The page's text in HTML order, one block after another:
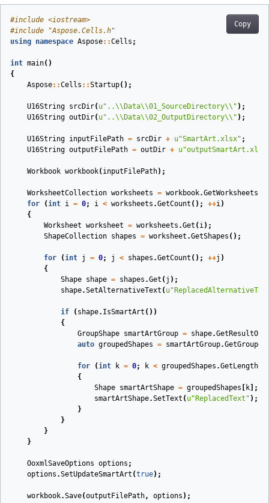
Copy
#include <iostream>
#include
"Aspose.Cells.h"
using namespace Aspose::Cells ;
int main()
{
Aspose::Cells ::Startup();
U16String srcDir( u"..\\ Data\\01_SourceDirectory\\ " ) ;
U16String outDir( u"..\\ Data\\02_OutputDirectory\\ " ) ;
U16String inputFilePath = srcDir + u"SmartArt.xlsx" ;
U16String outputFilePath = outDir + u
Workbook workbook( inputFilePath) ;
WorksheetCollection worksheets = workbook.GetWorksheets
for
(int i = 0; i < worksheets .GetCount (); ++i)
{
Worksheet worksheet = worksheets .Get ( i);
ShapeCollection shapes = worksheet .GetShapes ();
for (int j = 0; j < shapes .GetCount (); ++j )
{
Shape shape = shapes .Get ( j );
shape.SetAlternativeText ( u
if ( shape. IsSmartArt ())
{
GroupShape smartArtGroup = shape.
auto groupedShapes = smartArtGroup.
for (int k = 0; k < groupedShapes .GetLength
{
Shape smartArtShape = groupedShapes k ];
smartArtShape.SetText ( u"ReplacedText" );
}
}
}
}
OoxmlSaveOptions options ;
options .SetUpdateSmartArt (true);
workbook.Save(outputFilePath, options );